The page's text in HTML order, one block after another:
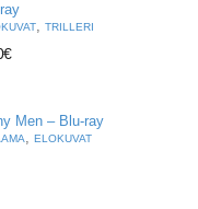
, TRILLERI
€
Men – Blu-ray
, ELOKUVAT